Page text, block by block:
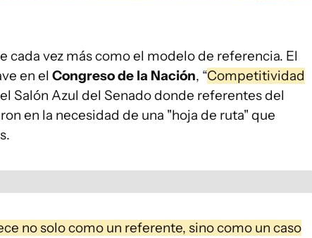
cada vez más como el modelo de referencia. El
en el Congreso de la Nación, “Competitividad
el Salón Azul del Senado donde referentes del
en la necesidad de una "hoja de ruta" que
no solo como un referente, sino como un caso